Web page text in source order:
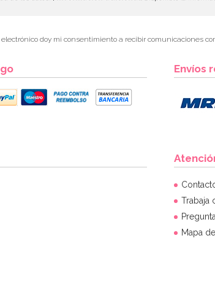
doy mi consentimiento a recibir comunicaciones
Envíos
Trabaja
Mapa